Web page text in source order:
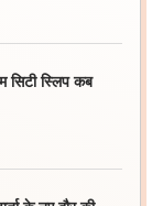
स्लिप कब